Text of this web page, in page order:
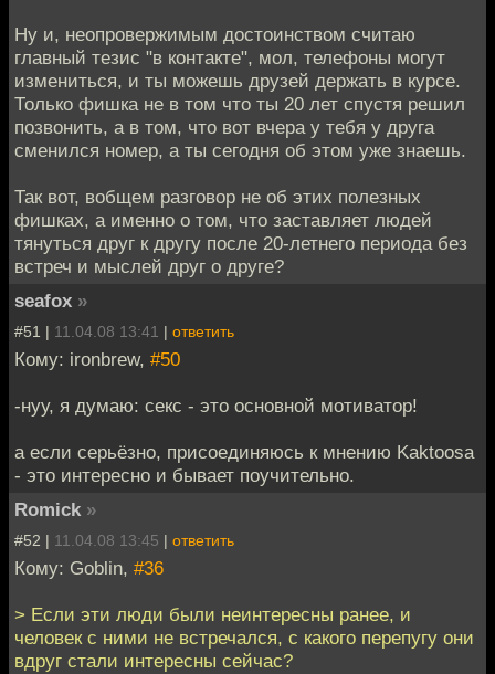
Ну и, неопровержимым достоинством считаю
главный тезис "в контакте", мол, телефоны могут
измениться, и ты можешь друзей держать в курсе.
Только фишка не в том что ты 20 лет спустя решил
позвонить, а в том, что вот вчера у тебя у друга
сменился номер, а ты сегодня об этом уже знаешь.
Так вот, вобщем разговор не об этих полезных
фишках, а именно о том, что заставляет людей
тянуться друг к другу после 20-летнего периода без
встреч и мыслей друг о друге?
seafox »
#51 | 11.04.08 13:41 | ответить
Кому: ironbrew, #50
-нуу, я думаю: секс - это основной мотиватор!
а если серьёзно, присоединяюсь к мнению Kaktoosа
- это интересно и бывает поучительно.
Romick »
#52 | 11.04.08 13:45 | ответить
Кому: Goblin, #36
> Если эти люди были неинтересны ранее, и
человек с ними не встречался, с какого перепугу они
вдруг стали интересны сейчас?